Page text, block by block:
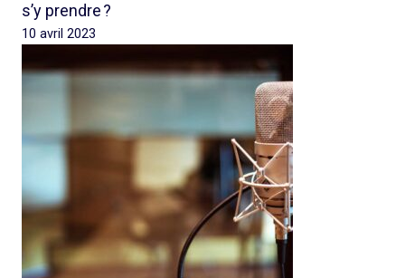
s’y prendre ?
10 avril 2023